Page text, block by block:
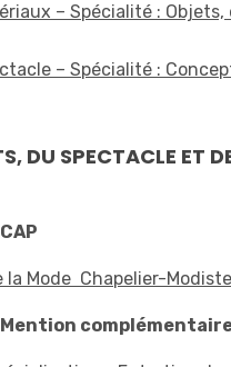
– Spécialité :
– Spécialité :
DU SPECTACLE ET
la Mode Chapelier-Modiste